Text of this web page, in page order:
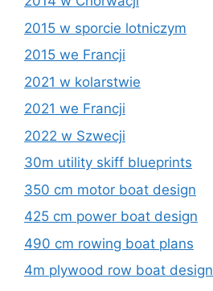
2015 w sporcie lotniczym
2015 we Francji
2021 w kolarstwie
2021 we Francji
2022 w Szwecji
30m utility skiff blueprints
350 cm motor boat design
425 cm power boat design
490 cm rowing boat plans
4m plywood row boat design